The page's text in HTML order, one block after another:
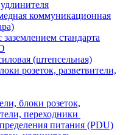
коммуникационная
заземлением стандарта
(штепсельная)
розеток, разветвители,
блоки розеток,
переходники
питания (PDU)